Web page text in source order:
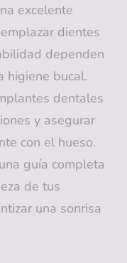
excelente
dientes
dependen
higiene bucal.
dentales
y asegurar
con el hueso.
guía completa
de tus
una sonrisa